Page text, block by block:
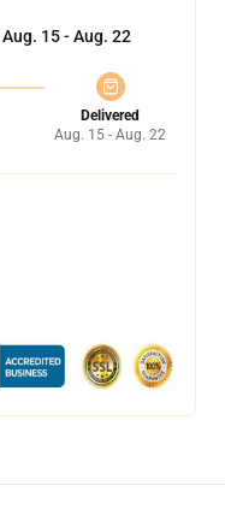
Aug. 15 - Aug. 22
Delivered
Aug. 15 - Aug. 22